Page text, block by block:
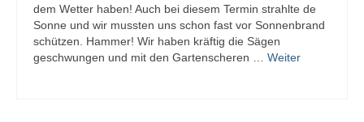
dem Wetter haben! Auch bei diesem Termin strahlte de
Sonne und wir mussten uns schon fast vor Sonnenbrand
schützen. Hammer! Wir haben kräftig die Sägen
geschwungen und mit den Gartenscheren … Weiter